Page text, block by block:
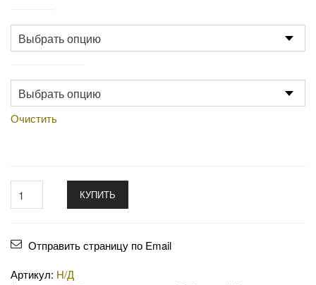
Очистить
КУПИТЬ
Отправить страницу по Email
Артикул: Н/Д